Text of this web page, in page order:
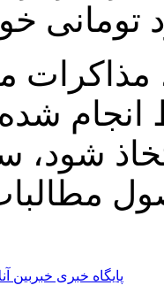
انجام
شود،
پایگاه خبری خبربین